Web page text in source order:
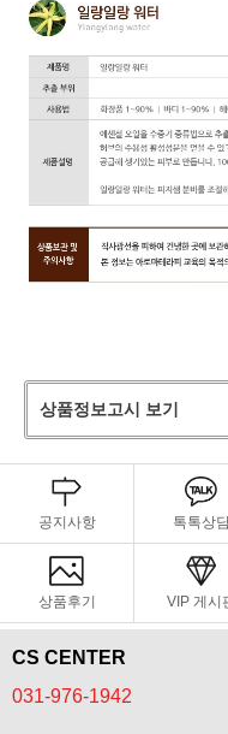
상품정보고시 보기
공지사항 톡톡상
상품후기 VIP 게시
CS CENTER
031-976-1942